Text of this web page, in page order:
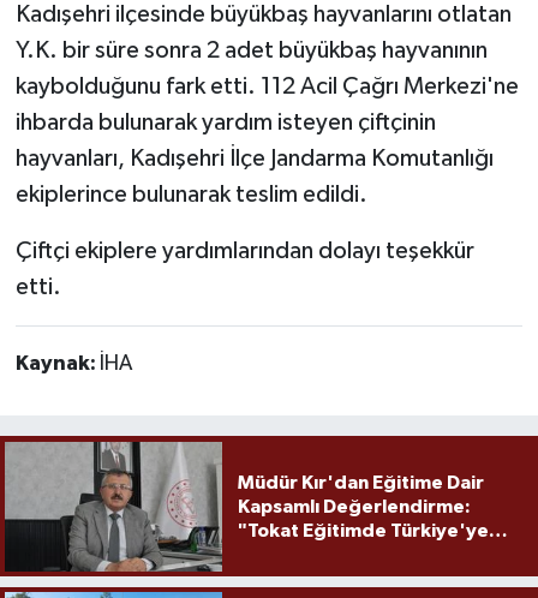
Kadışehri ilçesinde büyükbaş hayvanlarını otlatan
Y.K. bir süre sonra 2 adet büyükbaş hayvanının
kaybolduğunu fark etti. 112 Acil Çağrı Merkezi'ne
ihbarda bulunarak yardım isteyen çiftçinin
hayvanları, Kadışehri İlçe Jandarma Komutanlığı
ekiplerince bulunarak teslim edildi.
Çiftçi ekiplere yardımlarından dolayı teşekkür
etti.
Kaynak: İHA
Müdür Kır'dan Eğitime Dair
Kapsamlı Değerlendirme:
"Tokat Eğitimde Türkiye'ye